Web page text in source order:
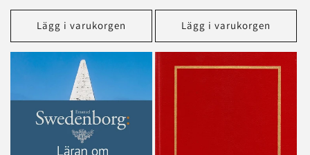
pris
Lägg i varukorgen
pris
Lägg i varukorgen